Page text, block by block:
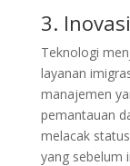
3.
Teknologi
layanan
manajemen
pemantauan
melacak
yang sebelum